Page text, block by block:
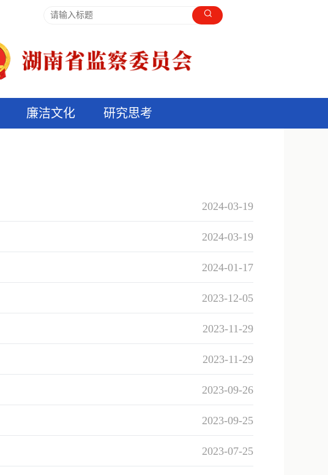
廉洁文化 研究思考
2024-03-19
2024-03-19
2024-01-17
2023-12-05
2023-11-29
2023-11-29
2023-09-26
2023-09-25
2023-07-25